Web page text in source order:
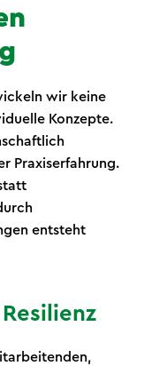
wir keine
Konzepte.
Praxiserfahrung.
entsteht